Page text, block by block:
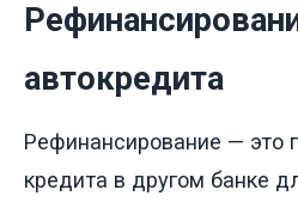
автокредита
Рефинансирование — это
кредита в другом банке